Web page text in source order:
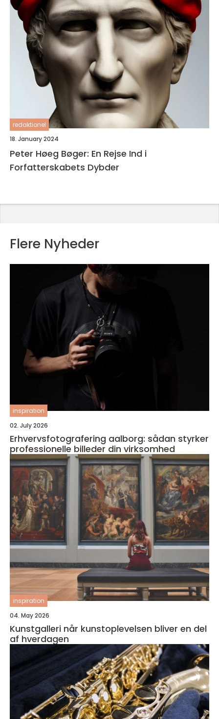
redaktionel
18. January 2024
Peter Høeg Bøger: En Rejse Ind i
Forfatterskabets Dybder
Flere Nyheder
inspiration
02. July 2026
Erhvervsfotografering aalborg: sådan styrker
professionelle billeder din virksomhed
inspiration
04. May 2026
Kunstgalleri når kunstoplevelsen bliver en del
af hverdagen